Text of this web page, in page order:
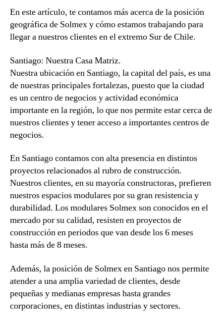
En este artículo, te contamos más acerca de la posición
geográfica de Solmex y cómo estamos trabajando para
llegar a nuestros clientes en el extremo Sur de Chile.
Santiago: Nuestra Casa Matriz.
Nuestra ubicación en Santiago, la capital del país, es una
de nuestras principales fortalezas, puesto que la ciudad
es un centro de negocios y actividad económica
importante en la región, lo que nos permite estar cerca de
nuestros clientes y tener acceso a importantes centros de
negocios.
En Santiago contamos con alta presencia en distintos
proyectos relacionados al rubro de construcción.
Nuestros clientes, en su mayoría constructoras, prefieren
nuestros espacios modulares por su gran resistencia y
durabilidad. Los modulares Solmex son conocidos en el
mercado por su calidad, resisten en proyectos de
construcción en periodos que van desde los 6 meses
hasta más de 8 meses.
Además, la posición de Solmex en Santiago nos permite
atender a una amplia variedad de clientes, desde
pequeñas y medianas empresas hasta grandes
corporaciones, en distintas industrias y sectores.